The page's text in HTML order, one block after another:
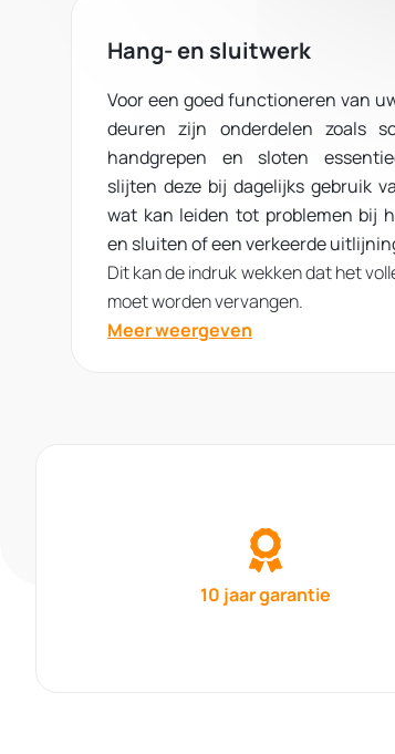
Hang- en sluitwerk
Voor een goed functioneren van
deuren zijn onderdelen zoals
handgrepen en sloten
slijten deze bij dagelijks gebruik
wat kan leiden tot problemen bij
en sluiten of een verkeerde
Dit kan de indruk wekken dat het
moet worden vervangen.
Meer weergeven
10 jaar garantie